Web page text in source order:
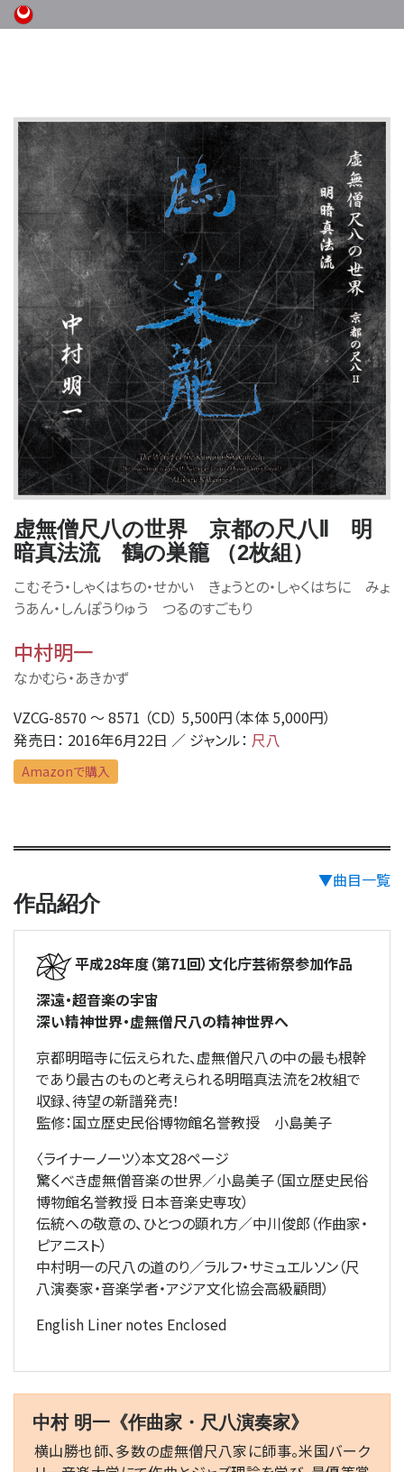
虚無僧尺八の世界 京都の尺八Ⅱ 明
暗真法流 鶴の巣籠 （2枚組）
こむそう・しゃくはちの・せかい きょうとの・しゃくはちに みょ
うあん・しんぽうりゅう つるのすごもり
中村明一
なかむら・あきかず
VZCG-8570 〜 8571 （CD） 5,500円（本体 5,000円）
発売日： 2016年6月22日 ／ ジャンル： 尺八
Amazonで購入
▼曲目一覧
作品紹介
平成28年度（第71回）文化庁芸術祭参加作品
深遠・超音楽の宇宙
深い精神世界・虚無僧尺八の精神世界へ
京都明暗寺に伝えられた、虚無僧尺八の中の最も根幹
であり最古のものと考えられる明暗真法流を2枚組で
収録、待望の新譜発売！
監修：国立歴史民俗博物館名誉教授 小島美子
〈ライナーノーツ〉本文28ページ
驚くべき虚無僧音楽の世界／小島美子（国立歴史民俗
博物館名誉教授 日本音楽史専攻）
伝統への敬意の、ひとつの顕れ方／中川俊郎（作曲家・
ピアニスト）
中村明一の尺八の道のり／ラルフ・サミュエルソン（尺
八演奏家・音楽学者・アジア文化協会高級顧問）
English Liner notes Enclosed
中村 明一《作曲家・尺八演奏家》
横山勝也師、多数の虚無僧尺八家に師事。米国バーク